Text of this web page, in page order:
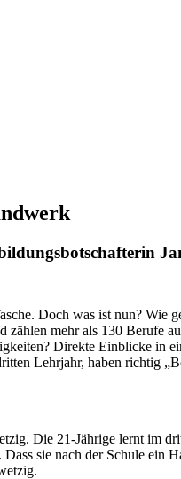
Doch was ist nun?
mehr als 130 Berufe
Direkte Einblicke in
Lehrjahr, haben richtig
Die 21-Jährige lernt im
sie nach der Schule ein